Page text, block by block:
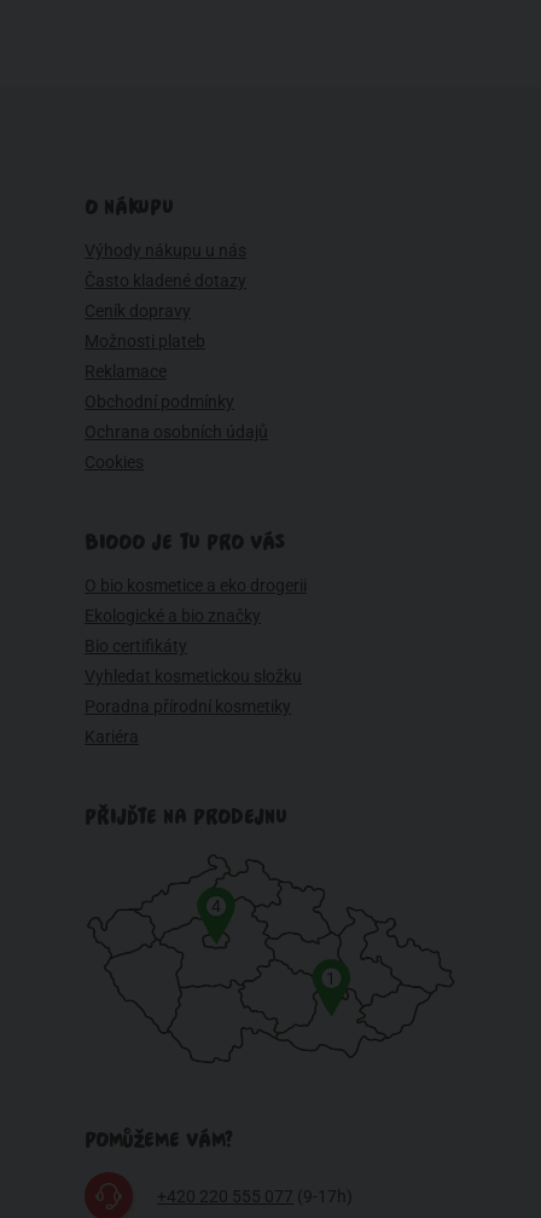
O NÁKUPU
Výhody nákupu u nás
Často kladené dotazy
Ceník dopravy
Možnosti plateb
Reklamace
Obchodní podmínky
Ochrana osobních údajů
Cookies
BIOOO JE TU PRO VÁS
O bio kosmetice a eko drogerii
Ekologické a bio značky
Bio certifikáty
Vyhledat kosmetickou složku
Poradna přírodní kosmetiky
Kariéra
PŘIJĎTE NA PRODEJNU
1
4
POMŮŽEME VÁM?
+420 220 555 077 (9-17h)